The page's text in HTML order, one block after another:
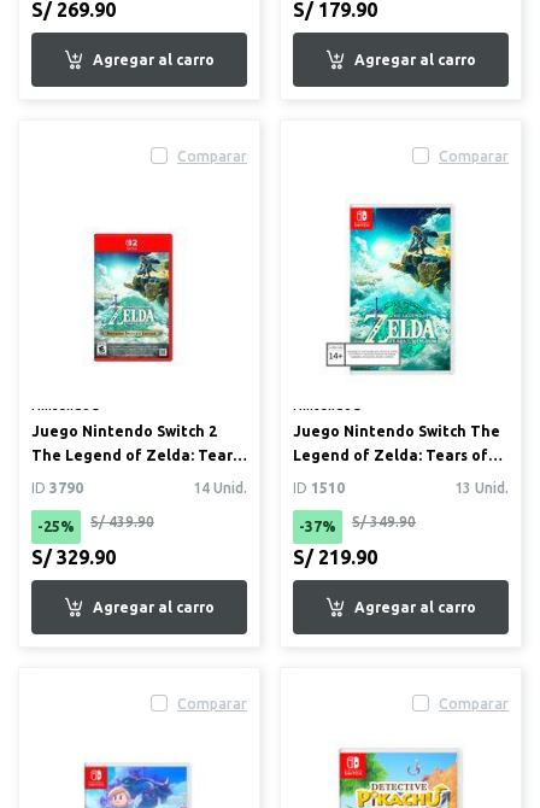
S/ 269.90 S/ 179.90
Comparar
Juego Nintendo Switch 2
The Legend of Zelda: Tears
of the Kingdom
ID 3790 14 Unid.
-25% S/ 439.90
S/ 329.90
Comparar
Juego Nintendo Switch The
Legend of Zelda: Tears of
the Kingdom
ID 1510 13 Unid.
-37% S/ 349.90
S/ 219.90
Comparar Comparar